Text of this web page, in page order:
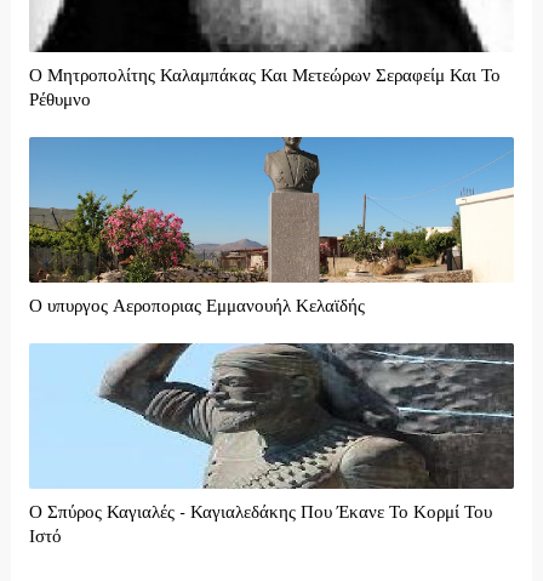
Ο Μητροπολίτης Καλαμπάκας Και Μετεώρων Σεραφείμ Και Το
Ρέθυμνο
Ο υπυργος Αεροποριας Εμμανουήλ Κελαϊδής
Ο Σπύρος Καγιαλές - Καγιαλεδάκης Που Έκανε Το Κορμί Του
Ιστό